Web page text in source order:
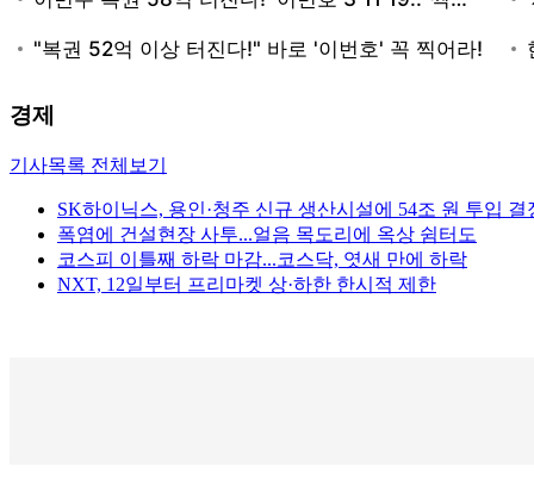
경제
기사목록 전체보기
SK하이닉스, 용인·청주 신규 생산시설에 54조 원 투입 결
폭염에 건설현장 사투...얼음 목도리에 옥상 쉼터도
코스피 이틀째 하락 마감...코스닥, 엿새 만에 하락
NXT, 12일부터 프리마켓 상·하한 한시적 제한